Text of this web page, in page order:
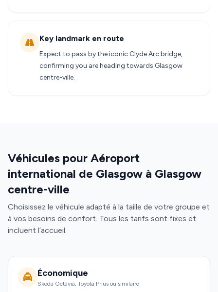
Key landmark en route
Expect to pass by the iconic Clyde Arc bridge,
confirming you are heading towards Glasgow
centre-ville.
Véhicules pour Aéroport
international de Glasgow à Glasgow
centre-ville
Choisissez le véhicule adapté à la taille de votre groupe et
à vos besoins de confort. Tous les tarifs sont fixes et
incluent l’accueil.
Économique
Skoda Octavia, Toyota Prius ou similaire